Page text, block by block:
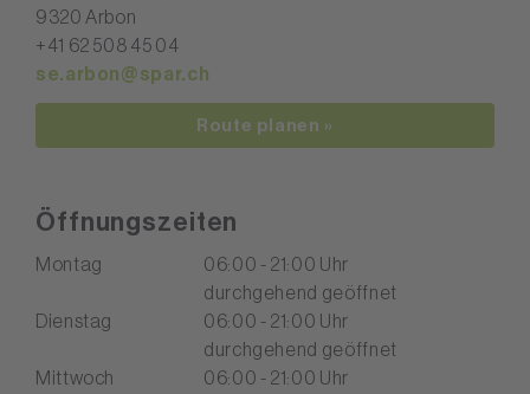
9320 Arbon
+41 62 508 45 04
se.arbon@spar.ch
Route planen »
Öffnungszeiten
Montag
06:00 - 21:00 Uhr
durchgehend geöffnet
Dienstag
06:00 - 21:00 Uhr
durchgehend geöffnet
Mittwoch
06:00 - 21:00 Uhr